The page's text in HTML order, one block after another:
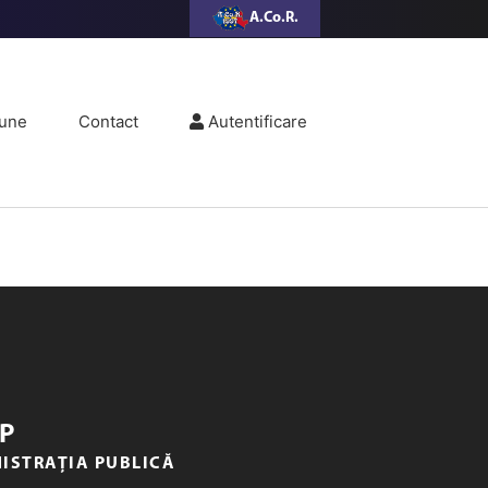
A.Co.R.
Contact Autentificare
PUBLICĂ